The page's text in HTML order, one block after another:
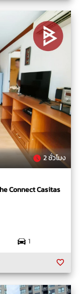
2 ชั่วโมง
Connect Casitas
1